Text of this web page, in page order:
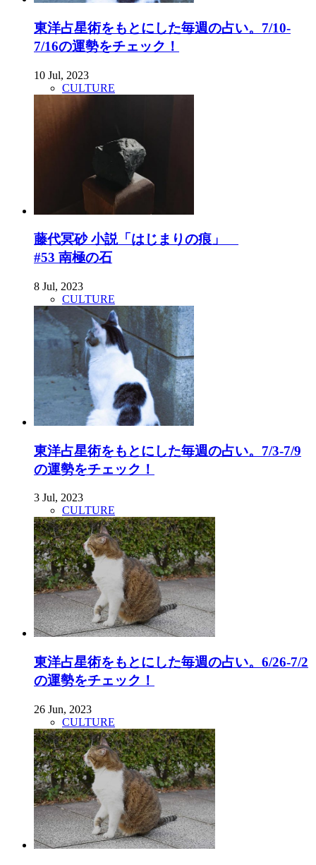
東洋占星術をもとにした毎週の占い。7/10-
7/16の運勢をチェック！
10 Jul, 2023
CULTURE
藤代冥砂 小説「はじまりの痕」
#53 南極の石
8 Jul, 2023
CULTURE
東洋占星術をもとにした毎週の占い。7/3-7/9
の運勢をチェック！
3 Jul, 2023
CULTURE
東洋占星術をもとにした毎週の占い。6/26-7/2
の運勢をチェック！
26 Jun, 2023
CULTURE